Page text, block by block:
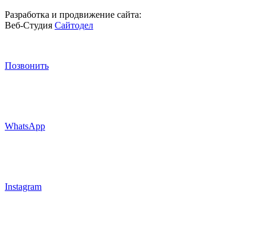
Разработка и продвижение сайта:
Веб-Студия Сайтодел
Позвонить
WhatsApp
Instagram